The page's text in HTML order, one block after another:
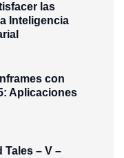
las
Inteligencia
con
Aplicaciones
– V –